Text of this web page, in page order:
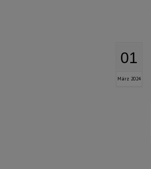
01
März 2024